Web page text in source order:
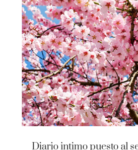
Diario intimo puesto al